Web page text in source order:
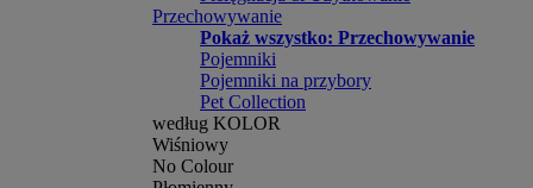
Przechowywanie
Pokaż wszystko: Przechowywanie
Pojemniki
Pojemniki na przybory
Pet Collection
według KOLOR
Wiśniowy
No Colour